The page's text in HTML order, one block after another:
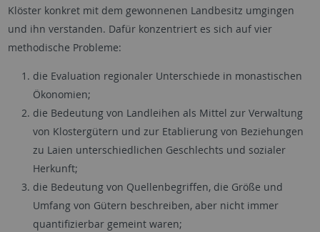
Klöster konkret mit dem gewonnenen Landbesitz umgingen
und ihn verstanden. Dafür konzentriert es sich auf vier
methodische Probleme:
die Evaluation regionaler Unterschiede in monastischen
Ökonomien;
die Bedeutung von Landleihen als Mittel zur Verwaltung
von Klostergütern und zur Etablierung von Beziehungen
zu Laien unterschiedlichen Geschlechts und sozialer
Herkunft;
die Bedeutung von Quellenbegriffen, die Größe und
Umfang von Gütern beschreiben, aber nicht immer
quantifizierbar gemeint waren;